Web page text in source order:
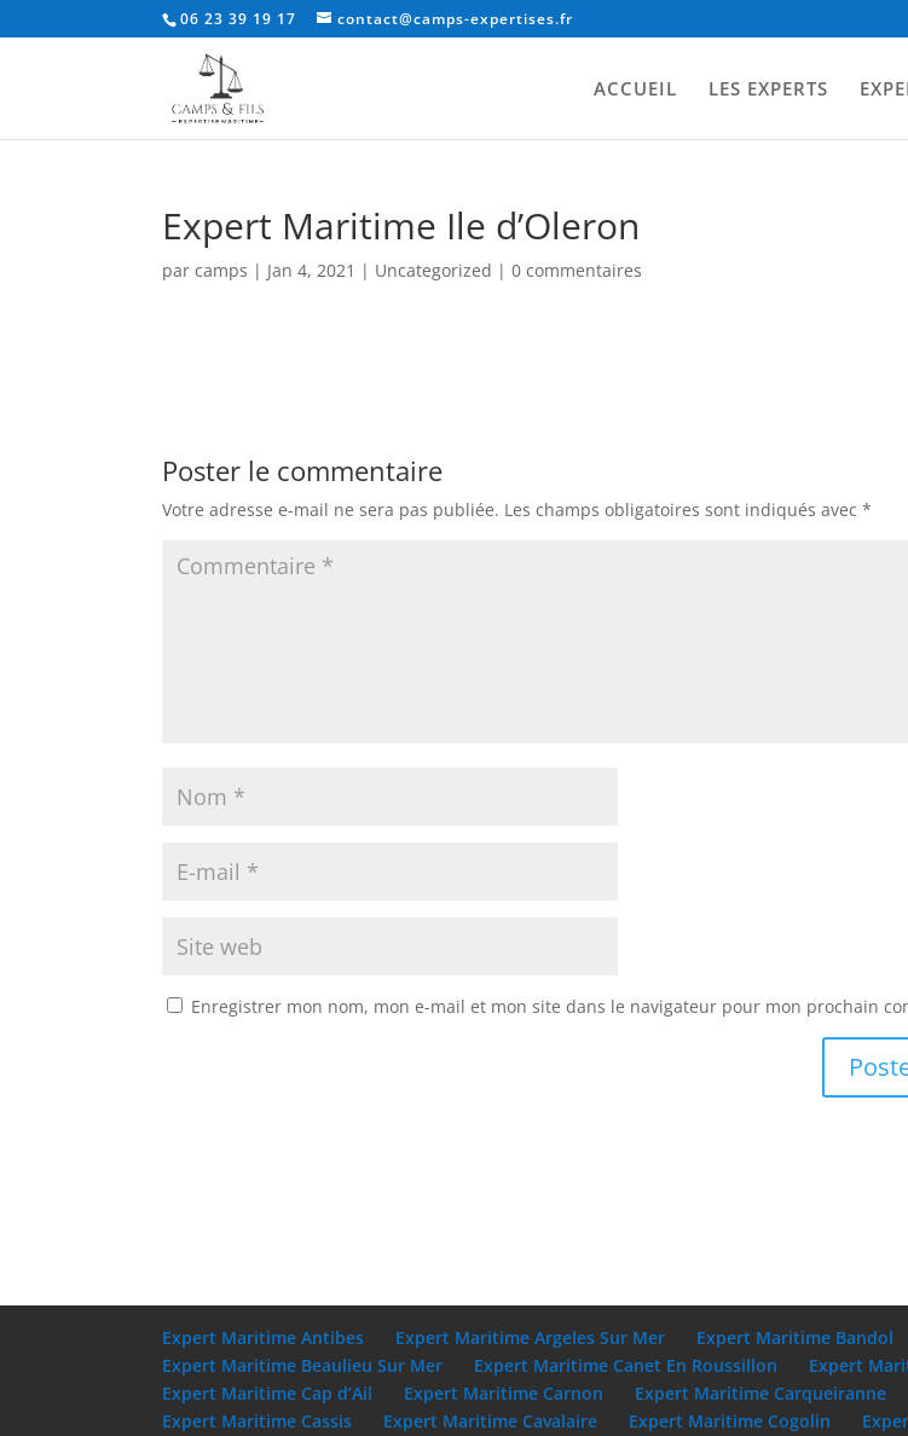
06 23 39 19 17 contact@camps-expertises.fr
ACCUEIL LES EXPERTS
Expert Maritime Ile d’Oleron
parcamps | Jan 4, 2021 | Uncategorized |0 commentaires
Poster le commentaire
Votre adresse e-mail ne sera pas publiée. Les champs obligatoires sont indiqués avec*
Enregistrer mon nom, mon e-mail et mon site dans le navigateur pour mon prochain
Expert Maritime Antibes Expert Maritime Argeles Sur Mer Expert Maritime Bandol
Expert Maritime Beaulieu Sur Mer
Expert Maritime Canet En Roussillon Expert
Expert Maritime Cap d’Ail
Expert Maritime Carnon Expert Maritime Carqueiranne
Expert Maritime Cassis
Expert Maritime Cavalaire Expert Maritime Cogolin